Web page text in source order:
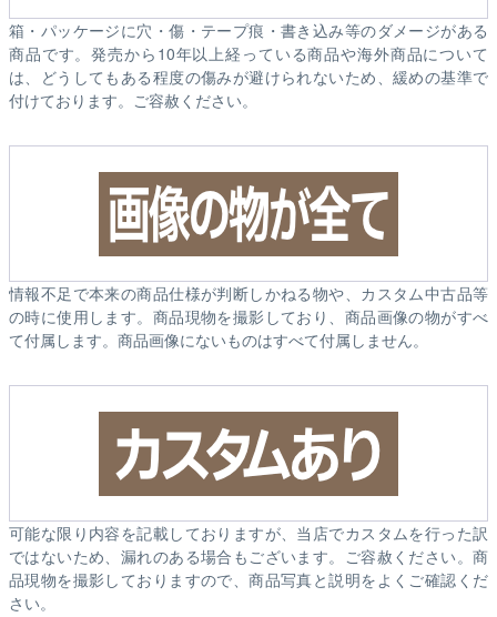
箱・パッケージに穴・傷・テープ痕・書き込み等のダメージがある
商品です。発売から10年以上経っている商品や海外商品について
は、どうしてもある程度の傷みが避けられないため、緩めの基準で
付けております。ご容赦ください。
情報不足で本来の商品仕様が判断しかねる物や、カスタム中古品等
の時に使用します。商品現物を撮影しており、商品画像の物がすべ
て付属します。商品画像にないものはすべて付属しません。
可能な限り内容を記載しておりますが、当店でカスタムを行った訳
ではないため、漏れのある場合もございます。ご容赦ください。商
品現物を撮影しておりますので、商品写真と説明をよくご確認くだ
さい。